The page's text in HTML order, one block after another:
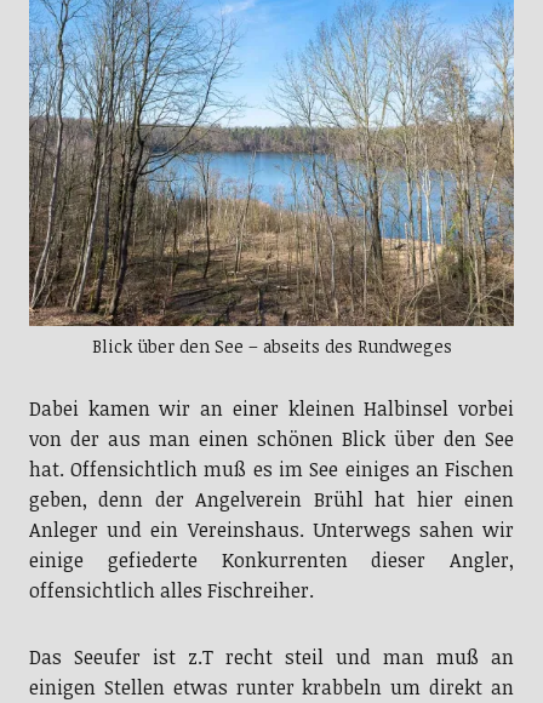
Blick über den See – abseits des Rundweges
Dabei kamen wir an einer kleinen Halbinsel vorbei
von der aus man einen schönen Blick über den See
hat. Offensichtlich muß es im See einiges an Fischen
geben, denn der Angelverein Brühl hat hier einen
Anleger und ein Vereinshaus. Unterwegs sahen wir
einige gefiederte Konkurrenten dieser Angler,
offensichtlich alles Fischreiher.
Das Seeufer ist z.T recht steil und man muß an
einigen Stellen etwas runter krabbeln um direkt an